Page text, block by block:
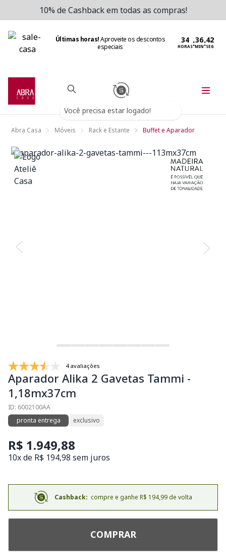
10% de Cashback em todas as compras!
Últimas horas!Aproveite os descontos
especiais
HORAS:MIN:SEG
Você precisa estar logado!
Abra Casa Móveis Rack e Estante Buffet e Aparador
4 avaliações
Aparador Alika 2 Gavetas Tammi -
1,18mx37cm
ID: 6002100AA
pronta entrega
exclusivo
R$ 1.949,88
10x de R$ 194,98 sem juros
Cashback: compre e ganhe R$ 194,99 de volta
COMPRAR